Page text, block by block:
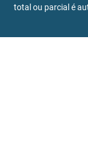
total ou parcial é